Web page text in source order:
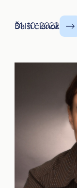
31. 10. 2022
Ďalší článok